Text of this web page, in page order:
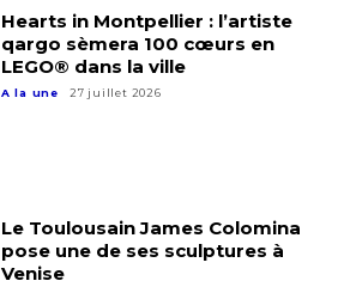
Hearts in Montpellier : l’artiste
qargo sèmera 100 cœurs en
LEGO® dans la ville
A la une 27 juillet 2026
Le Toulousain James Colomina
pose une de ses sculptures à
Venise